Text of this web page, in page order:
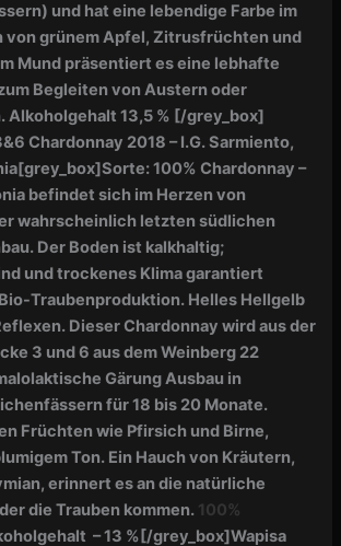
und hat eine lebendige Farbe im
von grünem Apfel, Zitrusfrüchten und
Mund präsentiert es eine lebhafte
Begleiten von Austern oder
Alkoholgehalt 13,5 % [/grey_box]
Chardonnay 2018 – I.G. Sarmiento,
[grey_box]Sorte: 100% Chardonnay –
befindet sich im Herzen von
wahrscheinlich letzten südlichen
Der Boden ist kalkhaltig;
und trockenes Klima garantiert
Traubenproduktion. Helles Hellgelb
Dieser Chardonnay wird aus der
3 und 6 aus dem Weinberg 22
Gärung Ausbau in
für 18 bis 20 Monate.
Früchten wie Pfirsich und Birne,
Ton. Ein Hauch von Kräutern,
erinnert es an die natürliche
der die Trauben kommen. 100%
– 13 % [/grey_box]Wapisa